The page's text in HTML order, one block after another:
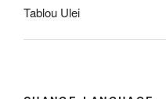
Tablou Ulei